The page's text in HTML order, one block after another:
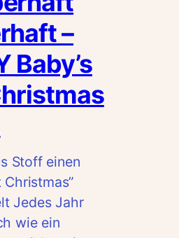
–
Baby’s
Stoff einen
Christmas”
Jedes Jahr
wie ein